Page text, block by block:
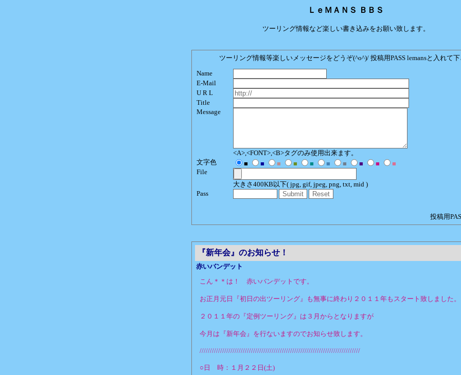
ＬｅＭＡＮＳ ＢＢＳ
ツーリング情報など楽しい書き込みをお願い致します。
ツーリング情報等楽しいメッセージをどうぞ(^o^)/ 投稿用PASS lemansと入れて
Name
E-Mail
U R L
Title
Message
<A>,<FONT>,<B>タグのみ使用出来ます。
文字色
■ ■ ■ ■ ■ ■ ■ ■ ■
■
File
大きさ400KB以下( jpg, gif, jpeg, png, txt, mid )
Pass
投稿用
『新年会』のお知らせ！
赤いバンデット
こん＊＊は！ 赤いバンデットです。
お正月元日『初日の出ツーリング』も無事に終わり２０１１年もスタート致しました。
２０１１年の『定例ツーリング』は３月からとなりますが
今月は『新年会』を行ないますのでお知らせ致します。
//////////////////////////////////////////////////////////////////////////////
○日 時：１月２２日(土)